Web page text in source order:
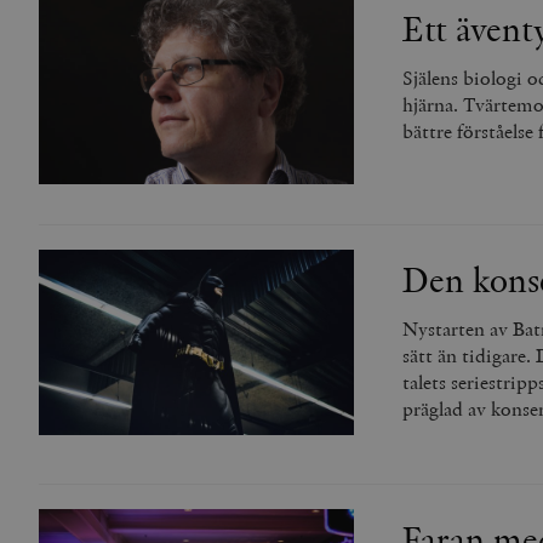
Ett
Själens biologi
hjärna.
bättre förståelse
Den
Nystarten av
sätt än tidigare.
talets
präglad av